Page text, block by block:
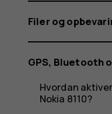
pc?
Filer og
GPS, Bluetooth
Hvordan
Nokia 8110?